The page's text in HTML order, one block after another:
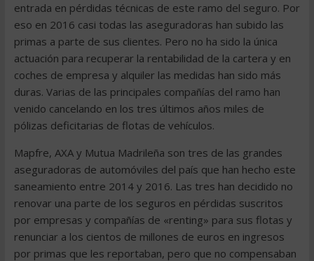
entrada en pérdidas técnicas de este ramo del seguro. Por
eso en 2016 casi todas las aseguradoras han subido las
primas a parte de sus clientes. Pero no ha sido la única
actuación para recuperar la rentabilidad de la cartera y en
coches de empresa y alquiler las medidas han sido más
duras. Varias de las principales compañías del ramo han
venido cancelando en los tres últimos años miles de
pólizas deficitarias de flotas de vehículos.
Mapfre, AXA y Mutua Madrileña son tres de las grandes
aseguradoras de automóviles del país que han hecho este
saneamiento entre 2014 y 2016. Las tres han decidido no
renovar una parte de los seguros en pérdidas suscritos
por empresas y compañías de «renting» para sus flotas y
renunciar a los cientos de millones de euros en ingresos
por primas que les reportaban, pero que no compensaban